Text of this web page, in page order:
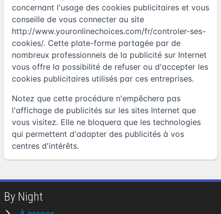
concernant l'usage des cookies publicitaires et vous
conseille de vous connecter au site
http://www.youronlinechoices.com/fr/controler-ses-
cookies/. Cette plate-forme partagée par de
nombreux professionnels de la publicité sur Internet
vous offre la possibilité de refuser ou d'accepter les
cookies publicitaires utilisés par ces entreprises.
Notez que cette procédure n'empêchera pas
l'affichage de publicités sur les sites Internet que
vous visitez. Elle ne bloquera que les technologies
qui permettent d'adapter des publicités à vos
centres d'intérêts.
By Night